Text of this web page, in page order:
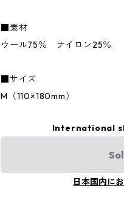
■素材
ウール75％ ナイロン25％
■サイズ
M（110×180mm）
International
日本国内に